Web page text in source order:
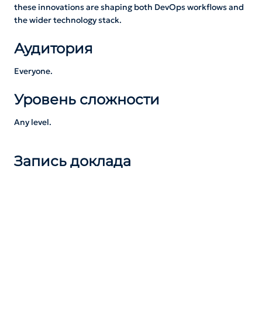
these innovations are shaping both DevOps workflows and
the wider technology stack.
Аудитория
Everyone.
Уровень сложности
Any level.
Запись доклада